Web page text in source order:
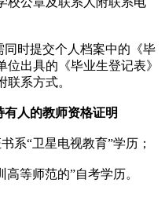
同时提交个人档案中的《毕
出具的《毕业生登记表》
系方式。
人的教师资格证明
系“卫星电视教育”学历；
高等师范的”自考学历。